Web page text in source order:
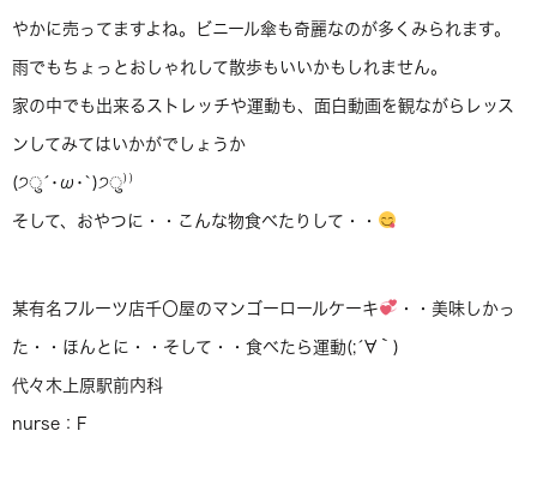
やかに売ってますよね。ビニール傘も奇麗なのが多くみられます。
雨でもちょっとおしゃれして散歩もいいかもしれません。
家の中でも出来るストレッチや運動も、面白動画を観ながらレッス
ンしてみてはいかがでしょうか
(੭ु´･ω･`)੭ु⁾⁾
そして、おやつに・・こんな物食べたりして・・
某有名フルーツ店千〇屋のマンゴーロールケーキ ・・美味しかっ
た・・ほんとに・・そして・・食べたら運動(;´∀｀)
代々木上原駅前内科
nurse：F